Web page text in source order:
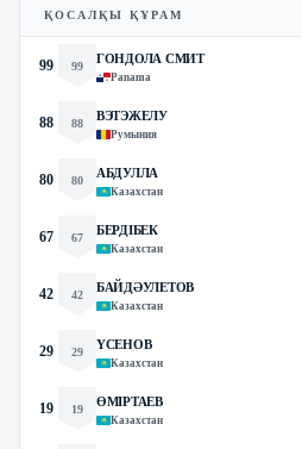
ҚОСАЛҚЫ ҚҰРАМ
99 99
ГОНДОЛА СМИТ
Panama
88 88
ВЭТЭЖЕЛУ
Румыния
80 80
АБДУЛЛА
Казахстан
67 67
БЕРДІБЕК
Казахстан
42 42
БАЙДӘУЛЕТОВ
Казахстан
29 29
ҮСЕНОВ
Казахстан
19 19
ӨМІРТАЕВ
Казахстан